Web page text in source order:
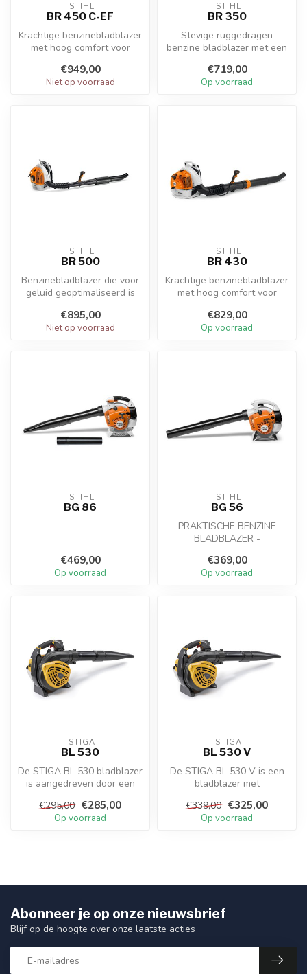
STIHL
BR 450 C-EF
Krachtige benzinebladblazer
met hoog comfort voor
€949,00
Niet op voorraad
STIHL
BR 350
Stevige ruggedragen
benzine bladblazer met een
uitstoot...
€719,00
Op voorraad
STIHL
BR 500
Benzinebladblazer die voor
geluid geoptimaliseerd is
geluidd...
€895,00
Niet op voorraad
STIHL
BR 430
Krachtige benzinebladblazer
met hoog comfort voor
€829,00
Op voorraad
STIHL
BG 86
€469,00
Op voorraad
STIHL
BG 56
PRAKTISCHE BENZINE
BLADBLAZER -
bladblazer bevrijdt op...
€369,00
Op voorraad
STIGA
BL 530
De STIGA BL 530 bladblazer
is aangedreven door een
0.8 ...
€295,00 €285,00
Op voorraad
STIGA
BL 530 V
De STIGA BL 530 V is een
bladblazer met
is voor alle...
€339,00 €325,00
Op voorraad
Abonneer je op onze nieuwsbrief
Blijf op de hoogte over onze laatste acties